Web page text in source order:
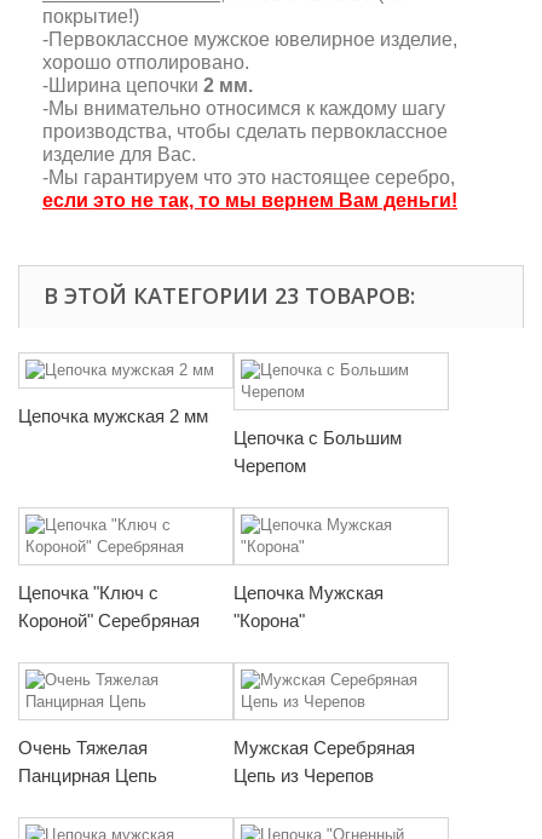
покрытие!)
-Первоклассное мужское ювелирное изделие,
хорошо отполировано.
-Ширина цепочки 2 мм.
-Мы внимательно относимся к каждому шагу
производства, чтобы сделать первоклассное
изделие для Вас.
-Мы гарантируем что это настоящее серебро,
если это не так, то мы вернем Вам деньги!
В ЭТОЙ КАТЕГОРИИ 23 ТОВАРОВ:
Цепочка мужская 2 мм
Цепочка с Большим
Черепом
Цепочка "Ключ с
Короной" Серебряная
Цепочка Мужская
"Корона"
Очень Тяжелая
Панцирная Цепь
Мужская Серебряная
Цепь из Черепов